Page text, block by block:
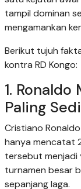
tampil dominan
mengamankan
Berikut tujuh
kontra RD Kongo:
1.
Paling
Cristiano
hanya mencatat
tersebut menjadi
turnamen besar
sepanjang laga.